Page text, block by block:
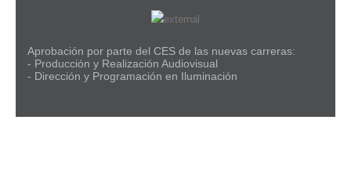
Aprobación por parte del CES de las nuevas carreras:
- Producción y Realización Audiovisual
- Dirección y Programación en Iluminación